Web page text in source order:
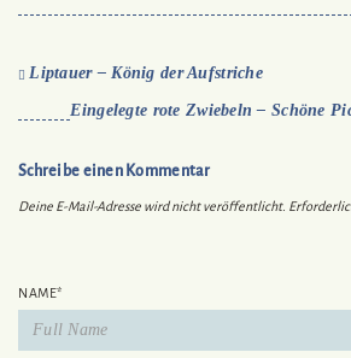
Liptauer – König der Aufstriche
Eingelegte rote Zwiebeln – Schöne
Schreibe einen Kommentar
Deine E-Mail-Adresse wird nicht veröffentlicht.
NAME*